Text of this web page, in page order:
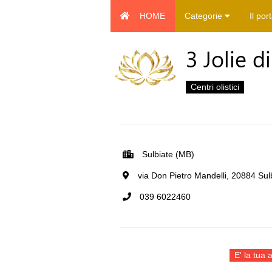
HOME Categorie Il
3 Jolie
Centri olistici
Sulbiate (MB)
via Don Pietro Mandelli, 20884
039 6022460
E' la tua